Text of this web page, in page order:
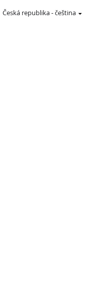
Česká republika-čeština